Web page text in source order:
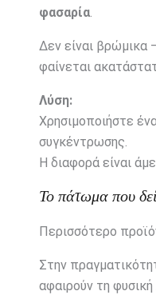
φασαρία.
Δεν είναι βρώμικα
φαίνεται
Λύση:
Χρησιμοποιήστε
συγκέντρωσης.
Η διαφορά είναι
Το πάτωμα που
Περισσότερο
Στην
αφαιρούν τη φυσική